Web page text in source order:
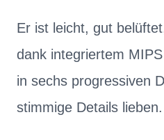
Er ist leicht, gut
dank integriertem
in sechs progressiven
stimmige Details lieben.